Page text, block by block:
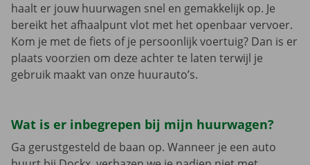
haalt er jouw huurwagen snel en gemakkelijk op. Je
bereikt het afhaalpunt vlot met het openbaar vervoer.
Kom je met de fiets of je persoonlijk voertuig? Dan is er
plaats voorzien om deze achter te laten terwijl je
gebruik maakt van onze huurauto’s.
Wat is er inbegrepen bij mijn huurwagen?
Ga gerustgesteld de baan op. Wanneer je een auto